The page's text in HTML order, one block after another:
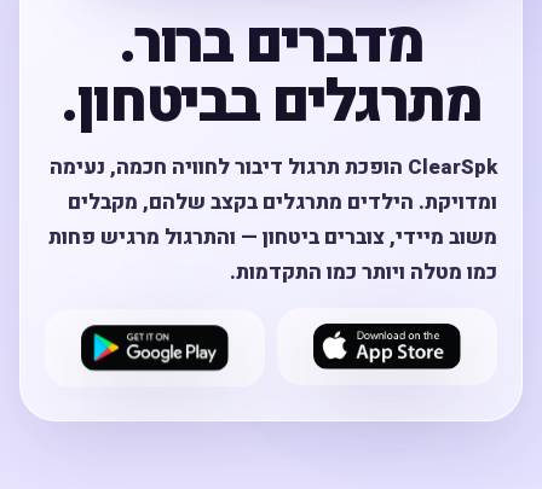
מדברים ברור.
מתרגלים בביטחון.
ClearSpk הופכת תרגול דיבור לחוויה חכמה, נעימה
ומדויקת. הילדים מתרגלים בקצב שלהם, מקבלים
משוב מיידי, צוברים ביטחון — והתרגול מרגיש פחות
כמו מטלה ויותר כמו התקדמות.